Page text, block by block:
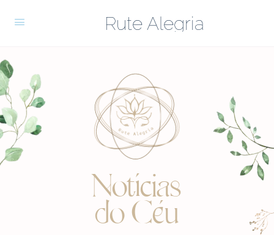
Rute Alegria
Notícias
do Céu